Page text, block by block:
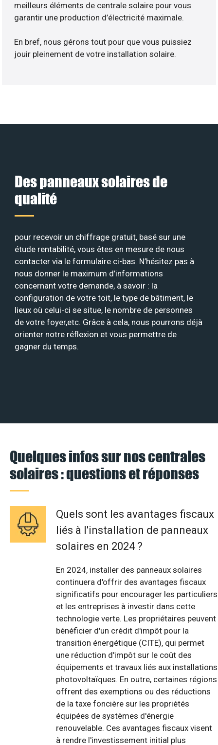
meilleurs éléments de centrale solaire pour vous
garantir une production d’électricité maximale.
En bref, nous gérons tout pour que vous puissiez
jouir pleinement de votre installation solaire.
Des panneaux solaires de
qualité
pour recevoir un chiffrage gratuit, basé sur une
étude rentabilité, vous êtes en mesure de nous
contacter via le formulaire ci-bas. N’hésitez pas à
nous donner le maximum d’informations
concernant votre demande, à savoir : la
configuration de votre toit, le type de bâtiment, le
lieux où celui-ci se situe, le nombre de personnes
de votre foyer,etc. Grâce à cela, nous pourrons déjà
orienter notre réflexion et vous permettre de
gagner du temps.
Quelques infos sur nos centrales
solaires : questions et réponses
Quels sont les avantages fiscaux
liés à l'installation de panneaux
solaires en 2024 ?
En 2024, installer des panneaux solaires
continuera d'offrir des avantages fiscaux
significatifs pour encourager les particuliers
et les entreprises à investir dans cette
technologie verte. Les propriétaires peuvent
bénéficier d'un crédit d'impôt pour la
transition énergétique (CITE), qui permet
une réduction d'impôt sur le coût des
équipements et travaux liés aux installations
photovoltaïques. En outre, certaines régions
offrent des exemptions ou des réductions
de la taxe foncière sur les propriétés
équipées de systèmes d'énergie
renouvelable. Ces avantages fiscaux visent
à rendre l'investissement initial plus